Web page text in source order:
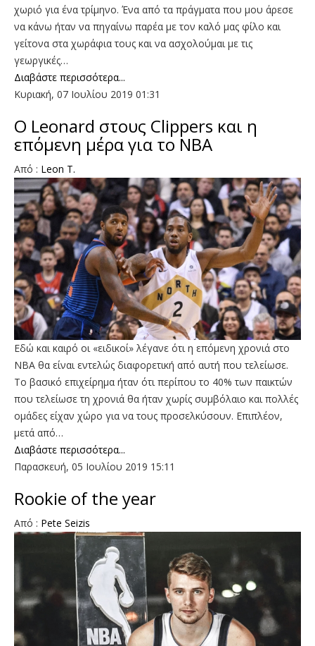
χωριό για ένα τρίμηνο. Ένα από τα πράγματα που μου άρεσε
να κάνω ήταν να πηγαίνω παρέα με τον καλό μας φίλο και
γείτονα στα χωράφια τους και να ασχολούμαι με τις
γεωργικές…
Διαβάστε περισσότερα...
Κυριακή, 07 Ιουλίου 2019 01:31
O Leonard στους Clippers και η
επόμενη μέρα για το ΝΒΑ
Από : Leon T.
Εδώ και καιρό οι «ειδικοί» λέγανε ότι η επόμενη χρονιά στο
ΝΒΑ θα είναι εντελώς διαφορετική από αυτή που τελείωσε.
Το βασικό επιχείρημα ήταν ότι περίπου το 40% των παικτών
που τελείωσε τη χρονιά θα ήταν χωρίς συμβόλαιο και πολλές
ομάδες είχαν χώρο για να τους προσελκύσουν. Επιπλέον,
μετά από…
Διαβάστε περισσότερα...
Παρασκευή, 05 Ιουλίου 2019 15:11
Rookie of the year
Από : Pete Seizis